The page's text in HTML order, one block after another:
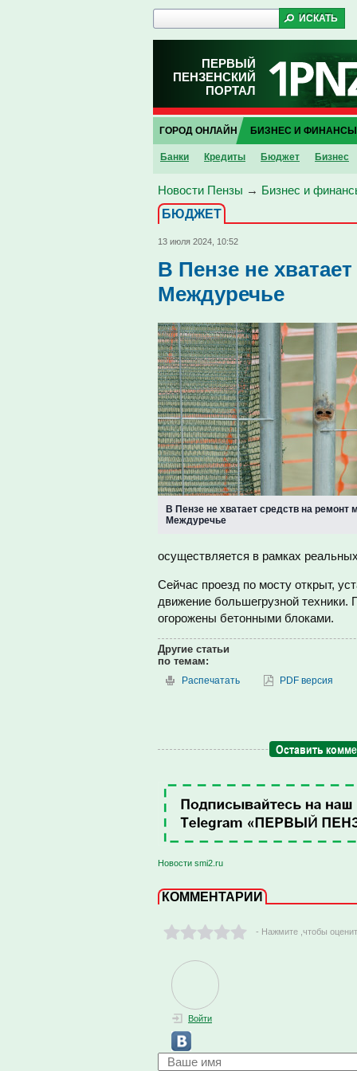
ПЕРВЫЙ
ПЕНЗЕНСКИЙ
ПОРТАЛ
ГОРОД ОНЛАЙН БИЗНЕС И ФИНАНСЫ
Банки Кредиты Бюджет Бизнес
Новости Пензы → Бизнес и
БЮДЖЕТ
13 июля 2024, 10:52
В Пензе не
Междуречье
В Пензе не хватает средств на ремонт
Междуречье
осуществляется в рамках
Сейчас проезд по мосту открыт,
движение большегрузной
огорожены бетонными блоками.
Другие статьи
по темам:
Распечатать PDF версия
Оставить
Новости smi2.ru
КОММЕНТАРИИ
- Нажмите ,чтобы
Войти